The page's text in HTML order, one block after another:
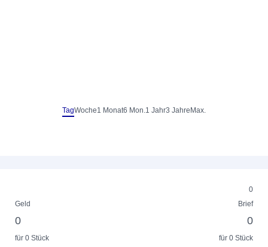
TagWoche1 Monat6 Mon.1 Jahr3 Jahre Max.
0
Geld
Brief
0 0
für 0 Stück
für 0 Stück